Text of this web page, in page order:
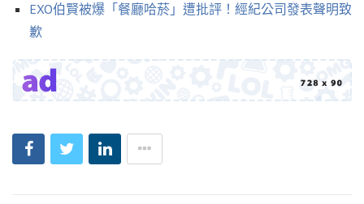
EXO伯賢被爆「餐廳哈菸」遭批評！經紀公司發表聲明致
歉